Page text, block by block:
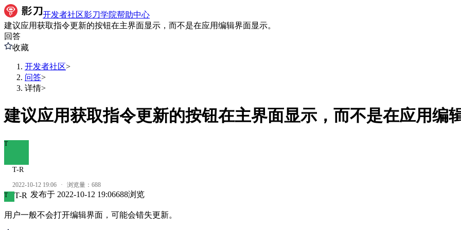
开发者社区影刀学院帮助中心
建议应用获取指令更新的按钮在主界面显示，而不是在应用编辑界面显示。
回答
收藏
开发者社区>
问答>
详情>
建议应用获取指令更新的按钮在主界面显示，而不是在应用编
T
T-R
2022-10-12 19:06 · 浏览量： 688
T
T-R 发布于 2022-10-12 19:06688浏览
用户一般不会打开编辑界面，可能会错失更新。